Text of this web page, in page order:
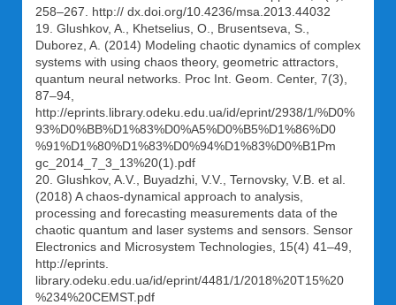
258–267. http:// dx.doi.org/10.4236/msa.2013.44032
19. Glushkov, A., Khetselius, O., Brusentseva, S.,
Duborez, A. (2014) Modeling chaotic dynamics of complex
systems with using chaos theory, geometric attractors,
quantum neural networks. Proc Int. Geom. Center, 7(3),
87–94,
http://eprints.library.odeku.edu.ua/id/eprint/2938/1/%D0%
93%D0%BB%D1%83%D0%A5%D0%B5%D1%86%D0
%91%D1%80%D1%83%D0%94%D1%83%D0%B1Pm
gc_2014_7_3_13%20(1).pdf
20. Glushkov, A.V., Buyadzhi, V.V., Ternovsky, V.B. et al.
(2018) A chaos-dynamical approach to analysis,
processing and forecasting measurements data of the
chaotic quantum and laser systems and sensors. Sensor
Electronics and Мicrosystem Technologies, 15(4) 41–49,
http://eprints.
library.odeku.edu.ua/id/eprint/4481/1/2018%20T15%20
%234%20CEMST.pdf